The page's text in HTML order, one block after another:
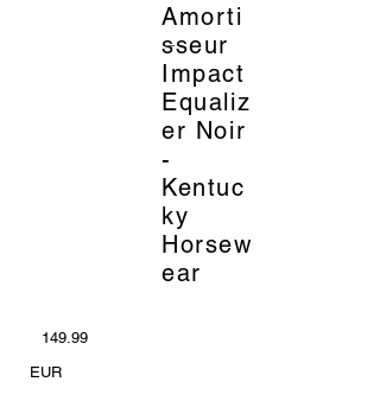
Amorti
sseur
Impact
Equaliz
er Noir
-
Kentuc
ky
Horsew
ear
_
149.99
EUR